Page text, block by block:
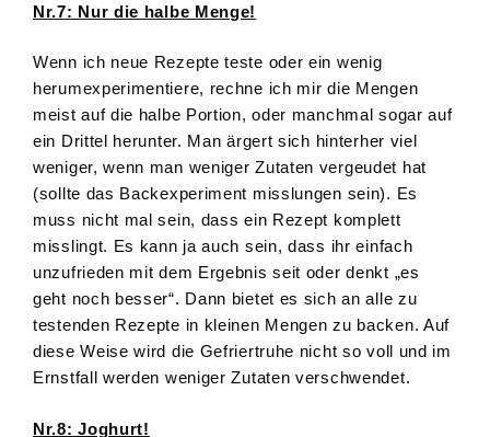
Nr.7: Nur die halbe Menge!
Wenn ich neue Rezepte teste oder ein wenig
herumexperimentiere, rechne ich mir die Mengen
meist auf die halbe Portion, oder manchmal sogar auf
ein Drittel herunter. Man ärgert sich hinterher viel
weniger, wenn man weniger Zutaten vergeudet hat
(sollte das Backexperiment misslungen sein). Es
muss nicht mal sein, dass ein Rezept komplett
misslingt. Es kann ja auch sein, dass ihr einfach
unzufrieden mit dem Ergebnis seit oder denkt „es
geht noch besser“. Dann bietet es sich an alle zu
testenden Rezepte in kleinen Mengen zu backen. Auf
diese Weise wird die Gefriertruhe nicht so voll und im
Ernstfall werden weniger Zutaten verschwendet.
Nr.8: Joghurt!